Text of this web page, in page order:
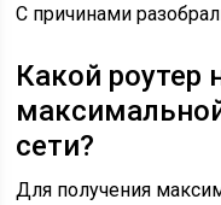
С причинами
Какой роутер
сети?
Для получения